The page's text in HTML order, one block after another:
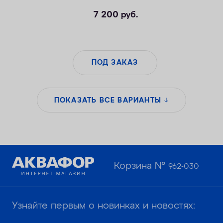
7 200 руб.
ПОД ЗАКАЗ
ПОКАЗАТЬ ВСЕ ВАРИАНТЫ
Корзина №962-030
Узнайте первым о новинках и новостях: